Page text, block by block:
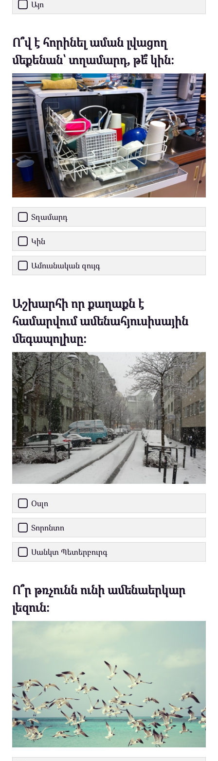
Այո
Ո՞վ է հորինել աման լվացող
մեքենան՝ տղամարդ, թե՞ կին։
Տղամարդ
Կին
Ամուսնական զույգ
Աշխարհի որ քաղաքն է
համարվում ամենահյուսիսային
մեգապոլիսը։
Օսլո
Տորոնտո
Սանկտ Պետերբուրգ
Ո՞ր թռչունն ունի ամենաերկար
լեզուն։